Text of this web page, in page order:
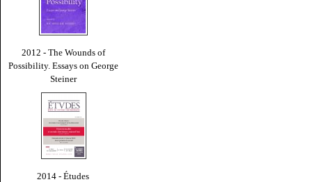
2012 - The Wounds of
Possibility. Essays on George
Steiner
2014 - Études